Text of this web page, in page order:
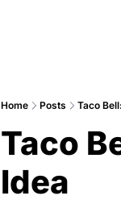
Home Posts Taco
Taco
Idea